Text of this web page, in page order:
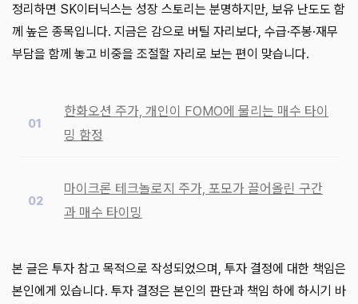
정리하면 SK이터닉스는 성장 스토리는 분명하지만, 보유 난도도 함
께 높은 종목입니다. 지금은 감으로 버틸 자리보다, 수급·주봉·재무
부담을 함께 놓고 비중을 조절할 자리로 보는 편이 맞습니다.
한화오션 주가, 개인이 FOMO에 물리는 매수 타이
밍 함정
마이크론 테크놀로지 주가, 포모가 끌어올린 구간
과 매수 타이밍
본 글은 투자 참고 목적으로 작성되었으며, 투자 결정에 대한 책임은
본인에게 있습니다. 투자 결정은 본인의 판단과 책임 하에 하시기 바